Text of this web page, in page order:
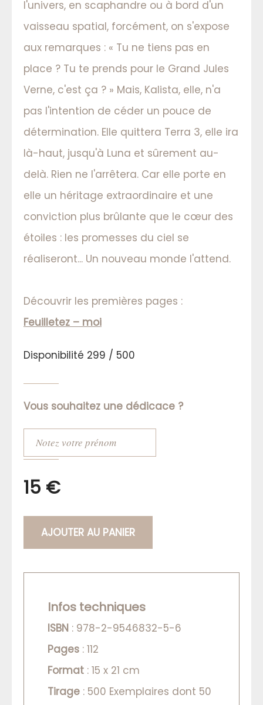
l'univers, en scaphandre ou à bord d'un
vaisseau spatial, forcément, on s'expose
aux remarques : « Tu ne tiens pas en
place ? Tu te prends pour le Grand Jules
Verne, c'est ça ? » Mais, Kalista, elle, n'a
pas l'intention de céder un pouce de
détermination. Elle quittera Terra 3, elle ira
là-haut, jusqu'à Luna et sûrement au-
delà. Rien ne l'arrêtera. Car elle porte en
elle un héritage extraordinaire et une
conviction plus brûlante que le cœur des
étoiles : les promesses du ciel se
réaliseront... Un nouveau monde l'attend.
Découvrir les premières pages :
Feuilletez – moi
Disponibilité 299 / 500
Vous souhaitez une dédicace ?
15 €
AJOUTER AU PANIER
Infos techniques
ISBN : 978-2-9546832-5-6
Pages : 112
Format : 15 x 21 cm
Tirage : 500 Exemplaires dont 50